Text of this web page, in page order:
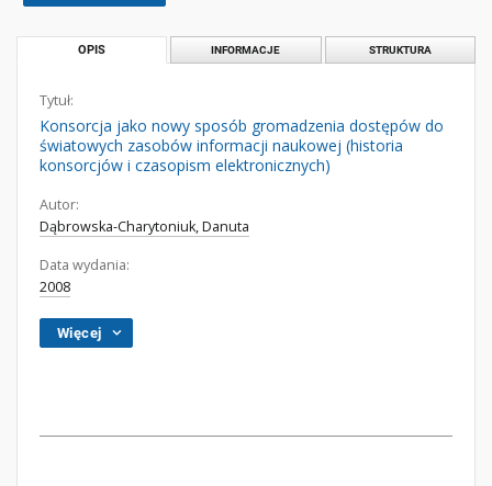
OPIS INFORMACJE STRUKTURA
Tytuł:
Konsorcja jako nowy sposób gromadzenia dostępów do
światowych zasobów informacji naukowej (historia
konsorcjów i czasopism elektronicznych)
Autor:
Dąbrowska-Charytoniuk, Danuta
Data wydania:
2008
Więcej